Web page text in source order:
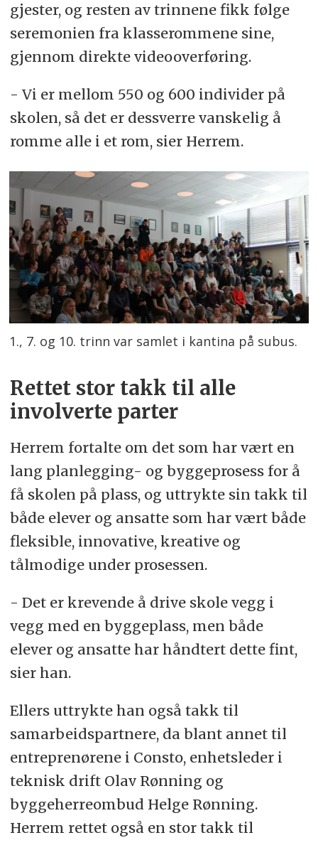
gjester, og resten av trinnene fikk følge
seremonien fra klasserommene sine,
gjennom direkte videooverføring.
- Vi er mellom 550 og 600 individer på
skolen, så det er dessverre vanskelig å
romme alle i et rom, sier Herrem.
1., 7. og 10. trinn var samlet i kantina på subus.
Rettet stor takk til alle
involverte parter
Herrem fortalte om det som har vært en
lang planlegging- og byggeprosess for å
få skolen på plass, og uttrykte sin takk til
både elever og ansatte som har vært både
fleksible, innovative, kreative og
tålmodige under prosessen.
- Det er krevende å drive skole vegg i
vegg med en byggeplass, men både
elever og ansatte har håndtert dette fint,
sier han.
Ellers uttrykte han også takk til
samarbeidspartnere, da blant annet til
entreprenørene i Consto, enhetsleder i
teknisk drift Olav Rønning og
byggeherreombud Helge Rønning.
Herrem rettet også en stor takk til